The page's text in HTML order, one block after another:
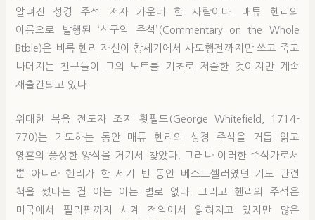
알려진 성경 주석 저자 가운데 한 사람이다. 매튜 헨리의
이름으로 발행된 ‘신구약 주석’(Commentary on the Whole
Btble)은 비록 헨리 자신이 창세기에서 사도행전까지만 쓰고 죽고
나머지는 친구들이 그의 노트를 기초로 저술한 것이지만 계속
재출간되고 있다.
위대한 복음 전도자 조지 휫필드(George Whitefield, 1714-
770)는 기도하는 동안 매튜 헨리의 성경 주석을 거듭 읽고
영혼의 풍성한 양식을 거기서 찾았다. 그러나 이러한 주석가로서
뿐 아니라 헨리가 한 세기 반 동안 베스트셀러였던 기도 관련
책을 썼다는 걸 아는 이는 별로 없다. 그리고 헨리의 주석은
미국에서 필리핀까지 세계 전역에서 읽혀지고 있지만 많은